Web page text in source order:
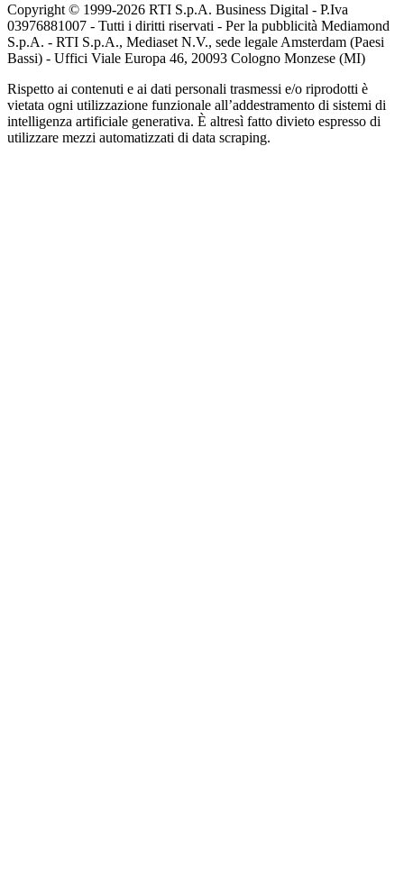
Copyright © 1999-2026 RTI S.p.A. Business Digital - P.Iva
03976881007 - Tutti i diritti riservati - Per la pubblicità Mediamond
S.p.A. - RTI S.p.A., Mediaset N.V., sede legale Amsterdam (Paesi
Bassi) - Uffici Viale Europa 46, 20093 Cologno Monzese (MI)
Rispetto ai contenuti e ai dati personali trasmessi e/o riprodotti è
vietata ogni utilizzazione funzionale all’addestramento di sistemi di
intelligenza artificiale generativa. È altresì fatto divieto espresso di
utilizzare mezzi automatizzati di data scraping.